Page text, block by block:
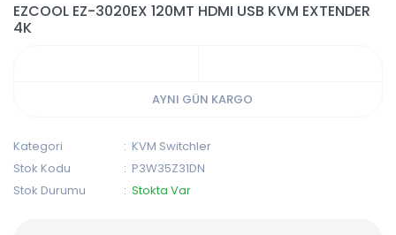
EZCOOL EZ-3020EX 120MT HDMI USB KVM EXTENDER
4K
AYNI GÜN KARGO
Kategori
KVM Switchler
Stok Kodu
P3W35Z31DN
Stok Durumu
Stokta Var